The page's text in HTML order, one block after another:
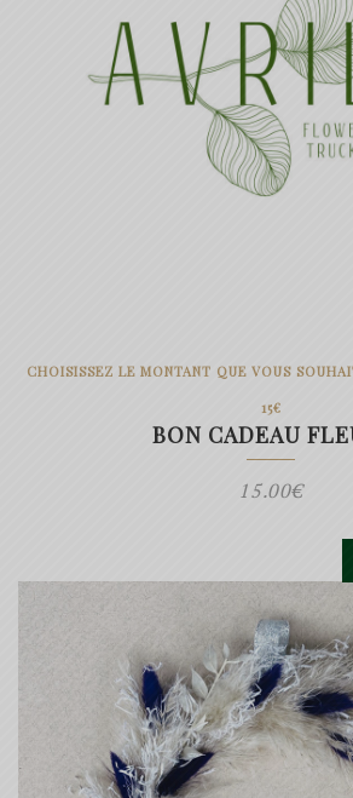
CHOISISSEZ LE MONTANT QUE VOUS
15€
BON CADEAU
15.00€